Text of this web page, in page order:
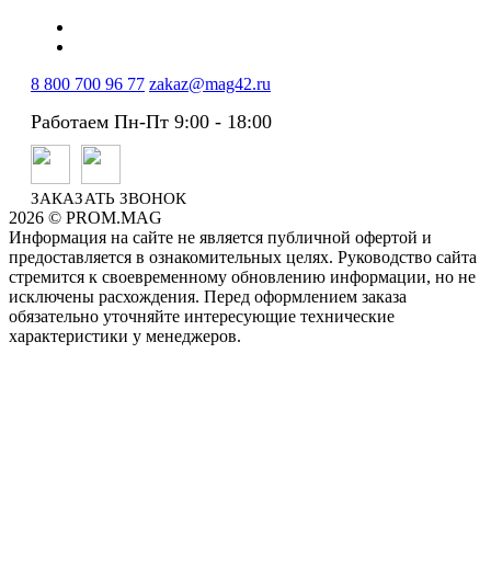
8 800 700 96 77 zakaz@mag42.ru
Работаем Пн-Пт 9:00 - 18:00
ЗАКАЗАТЬ ЗВОНОК
2026 © PROM.MAG
Информация на сайте не является публичной офертой и
предоставляется в ознакомительных целях. Руководство сайта
стремится к своевременному обновлению информации, но не
исключены расхождения. Перед оформлением заказа
обязательно уточняйте интересующие технические
характеристики у менеджеров.